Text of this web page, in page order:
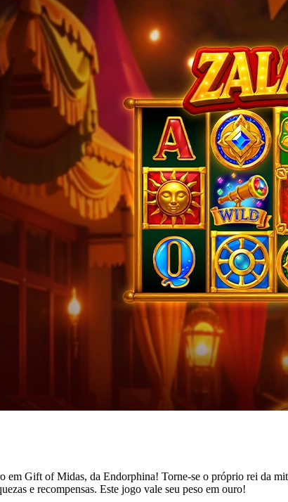
em Gift of Midas, da Endorphina! Torne-se o próprio rei da
e recompensas. Este jogo vale seu peso em ouro!